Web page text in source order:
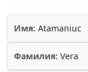
Имя: Atamaniuc
Фамилия: Vera